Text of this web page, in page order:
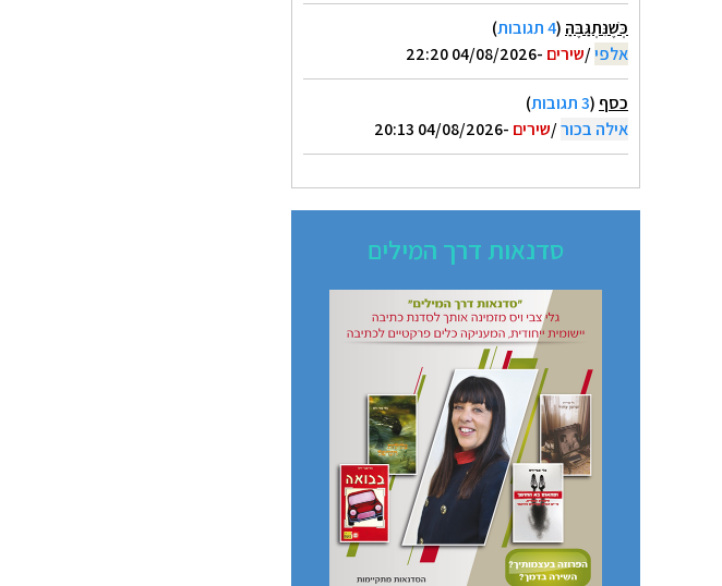
כְּשֶׁנִּתְגַּבֶּהַּ (4 תגובות
)
אלפי/שירים -04/08/2026 22:20
כסף (3 תגובות
)
אילה בכור/שירים -04/08/2026 20:13
סדנאות דרך המילים